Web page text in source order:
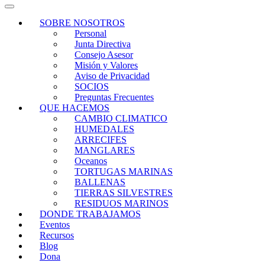
SOBRE NOSOTROS
Personal
Junta Directiva
Consejo Asesor
Misión y Valores
Aviso de Privacidad
SOCIOS
Preguntas Frecuentes
QUE HACEMOS
CAMBIO CLIMATICO
HUMEDALES
ARRECIFES
MANGLARES
Oceanos
TORTUGAS MARINAS
BALLENAS
TIERRAS SILVESTRES
RESIDUOS MARINOS
DONDE TRABAJAMOS
Eventos
Recursos
Blog
Dona